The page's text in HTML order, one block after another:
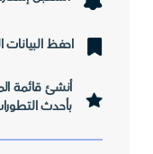
احفظ
أنشئ قائمة
بأحدث